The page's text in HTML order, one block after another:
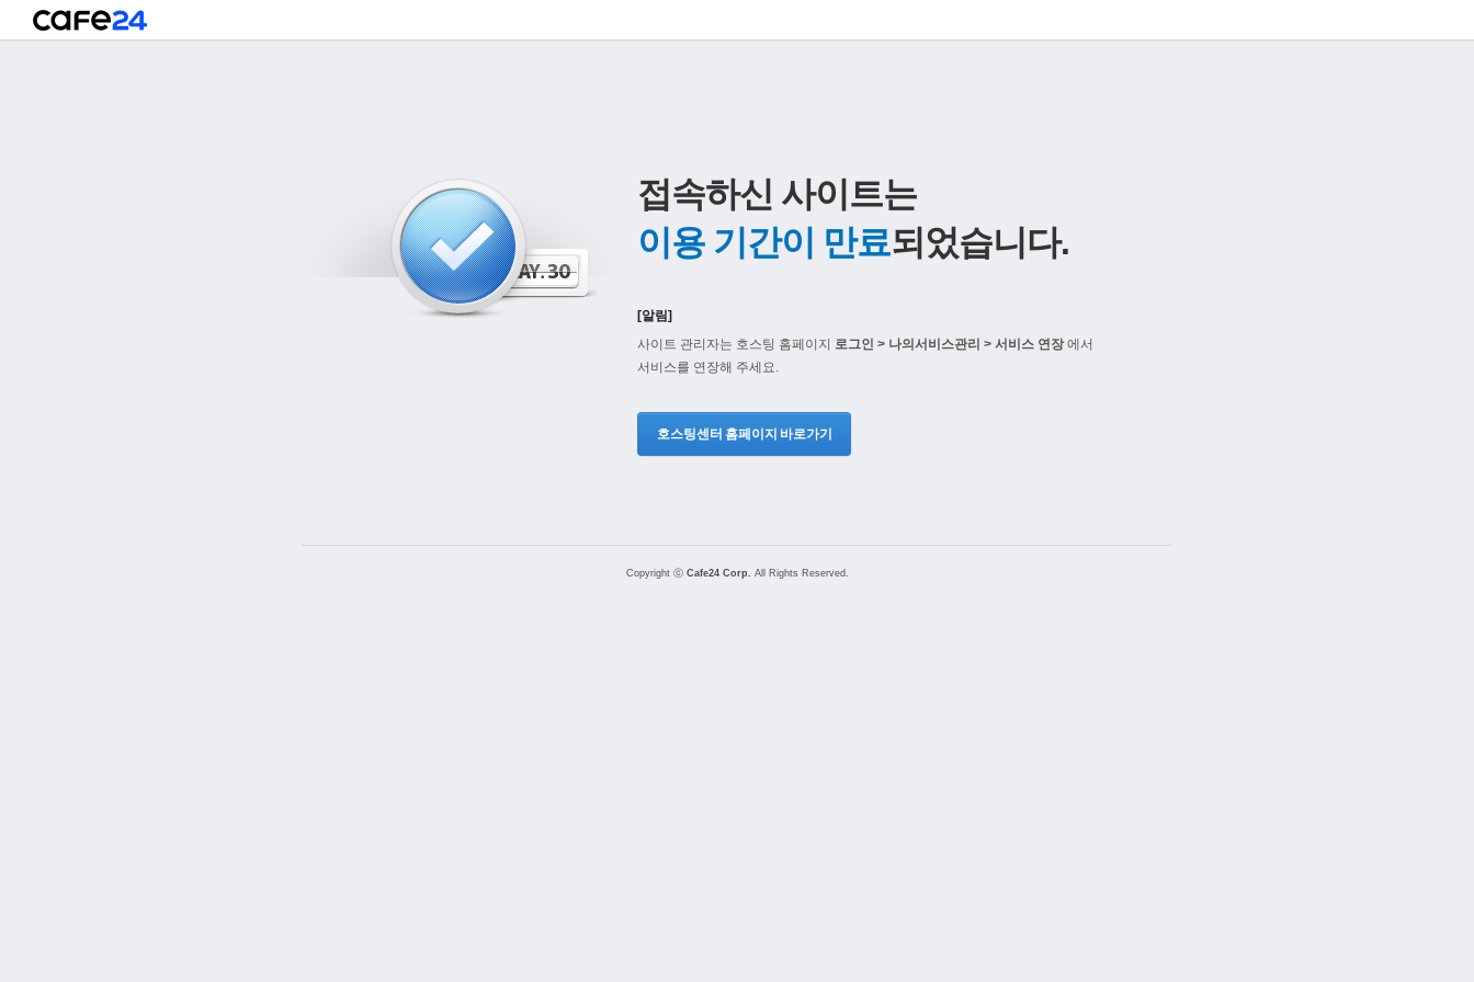
접속하신 사이트는
이용 기간이 만료되었습니다.
[알림]
사이트 관리자는 호스팅 홈페이지 로그인 > 나의서비스관리 > 서비스 연장에서
서비스를 연장해 주세요.
호스팅센터 홈페이지 바로가기
Copyright ⓒ Cafe24 Corp. All Rights Reserved.